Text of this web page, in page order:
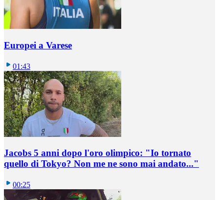
Europei a Varese
01:43
Jacobs 5 anni dopo l'oro olimpico: "Io tornato
quello di Tokyo? Non me ne sono mai andato..."
00:25